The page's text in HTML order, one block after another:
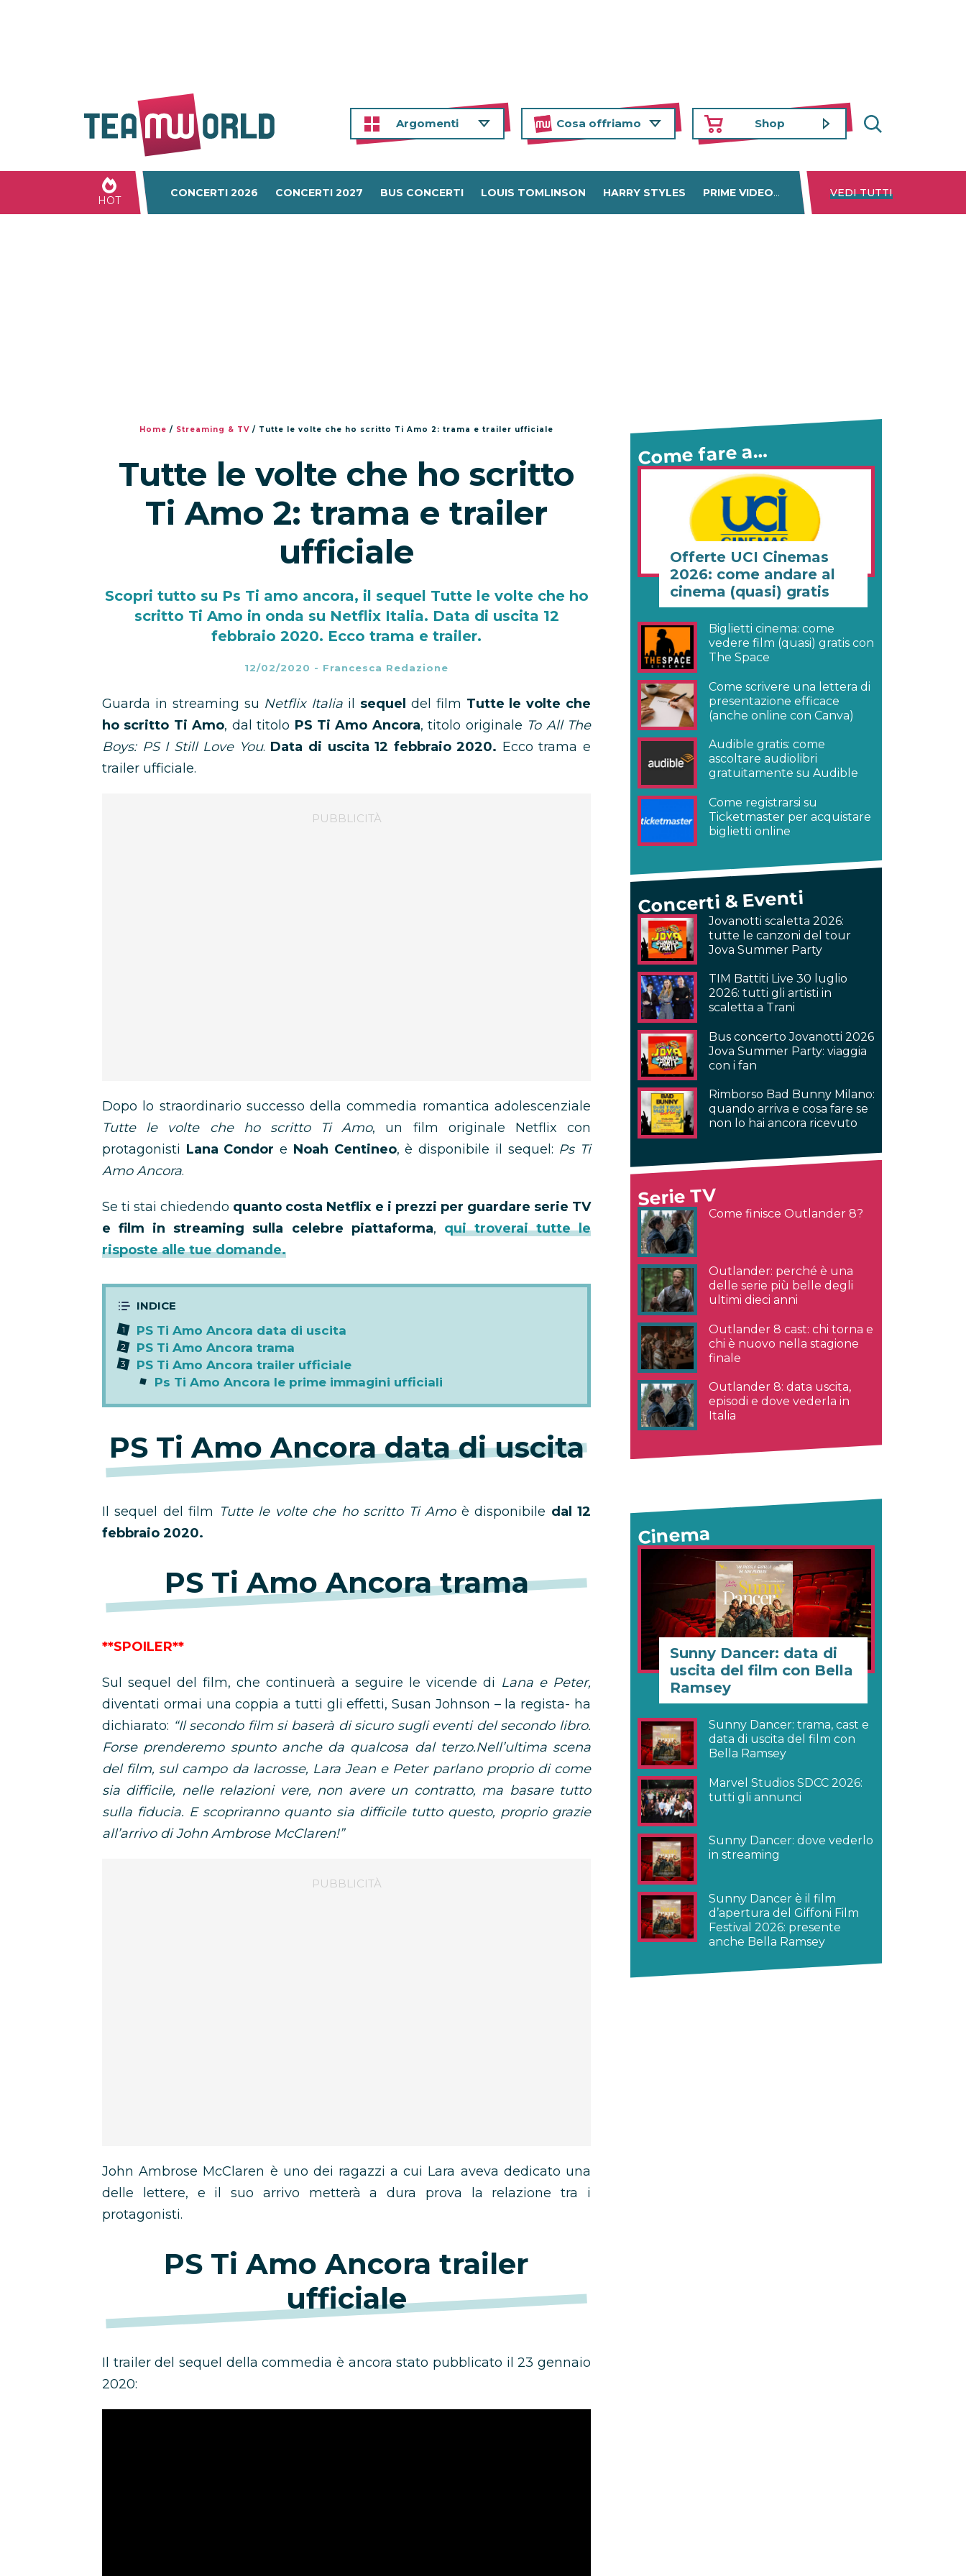
Argomenti Cosa offriamo Shop
HOT
CONCERTI 2026 CONCERTI 2027 BUS CONCERTI LOUIS TOMLINSON HARRY STYLES PRIME VIDEO DISNEY+ NETFLIX
VEDI TUTTI
Home / Streaming & TV / Tutte le volte che ho scritto Ti Amo 2: trama e trailer ufficiale
Tutte le volte che ho scritto
Ti Amo 2: trama e trailer
ufficiale
Scopri tutto su Ps Ti amo ancora, il sequel Tutte le volte che ho
scritto Ti Amo in onda su Netflix Italia. Data di uscita 12
febbraio 2020. Ecco trama e trailer.
12/02/2020 - Francesca Redazione
Guarda in streaming su Netflix Italia il sequel del film Tutte le volte che
ho scritto Ti Amo, dal titolo PS Ti Amo Ancora, titolo originale To All The
Boys: PS I Still Love You. Data di uscita 12 febbraio 2020. Ecco trama e
trailer ufficiale.
Dopo lo straordinario successo della commedia romantica adolescenziale
Tutte le volte che ho scritto Ti Amo, un film originale Netflix con
protagonisti Lana Condor e Noah Centineo, è disponibile il sequel: Ps Ti
Amo Ancora.
Se ti stai chiedendo quanto costa Netflix e i prezzi per guardare serie TV
e film in streaming sulla celebre piattaforma, qui troverai tutte le
risposte alle tue domande.
PS Ti Amo Ancora data di uscita
PS Ti Amo Ancora trama
PS Ti Amo Ancora trailer ufficiale
Ps Ti Amo Ancora le prime immagini ufficiali
PS Ti Amo Ancora data di uscita
Il sequel del film Tutte le volte che ho scritto Ti Amoè disponibile dal 12
febbraio 2020.
PS Ti Amo Ancora trama
**SPOILER**
Sul sequel del film, che continuerà a seguire le vicende di Lana e Peter,
diventati ormai una coppia a tutti gli effetti, Susan Johnson – la regista- ha
dichiarato: “Il secondo film si baserà di sicuro sugli eventi del secondo libro.
Forse prenderemo spunto anche da qualcosa dal terzo.Nell’ultima scena
del film, sul campo da lacrosse, Lara Jean e Peter parlano proprio di come
sia difficile, nelle relazioni vere, non avere un contratto, ma basare tutto
sulla fiducia. E scopriranno quanto sia difficile tutto questo, proprio grazie
all’arrivo di John Ambrose McClaren!”
John Ambrose McClaren è uno dei ragazzi a cui Lara aveva dedicato una
delle lettere, e il suo arrivo metterà a dura prova la relazione tra i
protagonisti.
PS Ti Amo Ancora trailer
ufficiale
Il trailer del sequel della commedia è ancora stato pubblicato il 23 gennaio
2020:
Come fare a…
Offerte UCI Cinemas
2026: come andare al
cinema (quasi) gratis
Biglietti cinema: come
vedere film (quasi) gratis con
The Space
Come scrivere una lettera di
presentazione efficace
(anche online con Canva)
Audible gratis: come
ascoltare audiolibri
gratuitamente su Audible
Come registrarsi su
Ticketmaster per acquistare
biglietti online
Concerti & Eventi
Jovanotti scaletta 2026:
tutte le canzoni del tour
Jova Summer Party
TIM Battiti Live 30 luglio
2026: tutti gli artisti in
scaletta a Trani
Bus concerto Jovanotti 2026
Jova Summer Party: viaggia
con i fan
Rimborso Bad Bunny Milano:
quando arriva e cosa fare se
non lo hai ancora ricevuto
Serie TV
Come finisce Outlander 8?
Outlander: perché è una
delle serie più belle degli
ultimi dieci anni
Outlander 8 cast: chi torna e
chi è nuovo nella stagione
finale
Outlander 8: data uscita,
episodi e dove vederla in
Italia
Cinema
Sunny Dancer: data di
uscita del film con Bella
Ramsey
Sunny Dancer: trama, cast e
data di uscita del film con
Bella Ramsey
Marvel Studios SDCC 2026:
tutti gli annunci
Sunny Dancer: dove vederlo
in streaming
Sunny Dancer è il film
d’apertura del Giffoni Film
Festival 2026: presente
anche Bella Ramsey